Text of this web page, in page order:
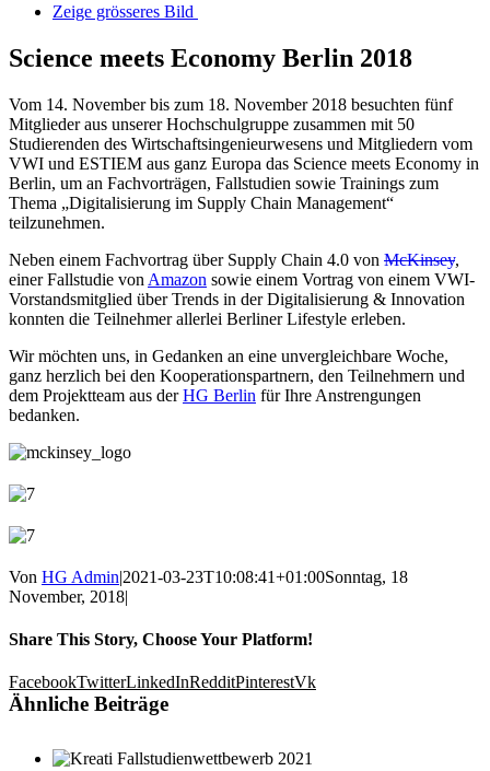
Zeige grösseres Bild
Science meets Economy Berlin 2018
Vom 14. November bis zum 18. November 2018 besuchten fünf
Mitglieder aus unserer Hochschulgruppe zusammen mit 50
Studierenden des Wirtschaftsingenieurwesens und Mitgliedern vom
VWI und ESTIEM aus ganz Europa das Science meets Economy in
Berlin, um an Fachvorträgen, Fallstudien sowie Trainings zum
Thema „Digitalisierung im Supply Chain Management“
teilzunehmen.
Neben einem Fachvortrag über Supply Chain 4.0 von McKinsey,
einer Fallstudie von Amazon sowie einem Vortrag von einem VWI-
Vorstandsmitglied über Trends in der Digitalisierung & Innovation
konnten die Teilnehmer allerlei Berliner Lifestyle erleben.
Wir möchten uns, in Gedanken an eine unvergleichbare Woche,
ganz herzlich bei den Kooperationspartnern, den Teilnehmern und
dem Projektteam aus derHG Berlin für Ihre Anstrengungen
bedanken.
Von HG Admin|2021-03-23T10:08:41+01:00Sonntag, 18
November, 2018|
Share This Story, Choose Your Platform!
FacebookTwitterLinkedInRedditPinterestVk
Ähnliche Beiträge